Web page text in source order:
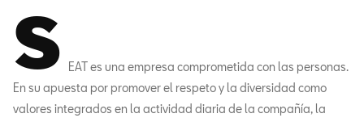
S
EAT es una empresa comprometida con las personas.
En su apuesta por promover el respeto y la diversidad como
valores integrados en la actividad diaria de la compañía, la